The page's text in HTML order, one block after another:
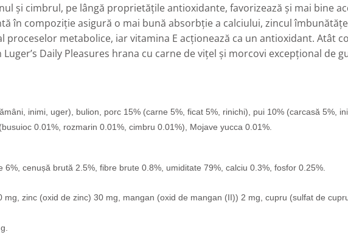
și cimbrul, pe lângă proprietățile antioxidante, favorizează și mai bine
în compoziție asigură o mai bună absorbție a calciului, zincul
proceselor metabolice, iar vitamina E acționează ca un antioxidant. Atât
Daily Pleasures hrana cu carne de vițel și morcovi excepțional de
inimi, uger), bulion, porc 15% (carne 5%, ficat 5%, rinichi), pui 10% (carcasă 5%,
0.01%, rozmarin 0.01%, cimbru 0.01%), Mojave yucca 0.01%
6%, cenușă brută 2.5%, fibre brute 0.8%, umiditate 79%, calciu 0.3%, fosfor 0.25%
mg, zinc (oxid de zinc) 30 mg, mangan (oxid de mangan (II)) 2 mg, cupru (sulfat de